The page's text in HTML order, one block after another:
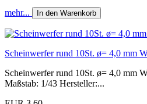
mehr... In den Warenkorb
Scheinwerfer rund 10St. ø= 4,0 mm
Scheinwerfer rund 10St. ø= 4,0 mm
Maßstab: 1/43 Hersteller:...